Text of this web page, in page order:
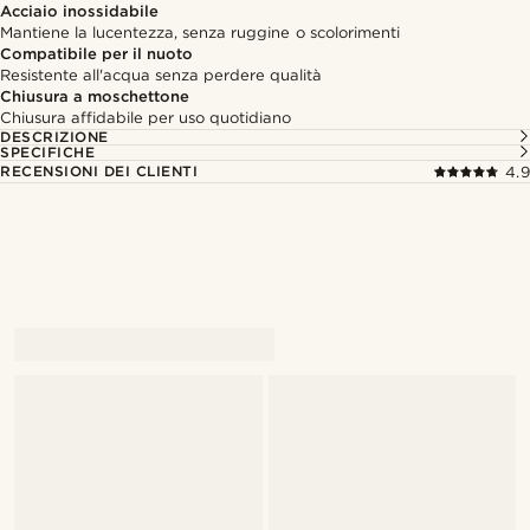
Acciaio inossidabile
Mantiene la lucentezza, senza ruggine o scolorimenti
Compatibile per il nuoto
Resistente all'acqua senza perdere qualità
Chiusura a moschettone
Chiusura affidabile per uso quotidiano
DESCRIZIONE
SPECIFICHE
RECENSIONI DEI CLIENTI
4.9